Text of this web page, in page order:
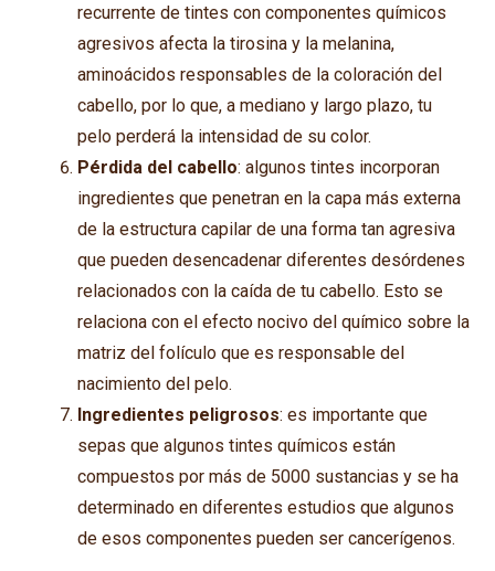
recurrente de tintes con componentes químicos
agresivos afecta la tirosina y la melanina,
aminoácidos responsables de la coloración del
cabello, por lo que, a mediano y largo plazo, tu
pelo perderá la intensidad de su color.
Pérdida del cabello: algunos tintes incorporan
ingredientes que penetran en la capa más externa
de la estructura capilar de una forma tan agresiva
que pueden desencadenar diferentes desórdenes
relacionados con la caída de tu cabello. Esto se
relaciona con el efecto nocivo del químico sobre la
matriz del folículo que es responsable del
nacimiento del pelo.
Ingredientes peligrosos: es importante que
sepas que algunos tintes químicos están
compuestos por más de 5000 sustancias y se ha
determinado en diferentes estudios que algunos
de esos componentes pueden ser cancerígenos.